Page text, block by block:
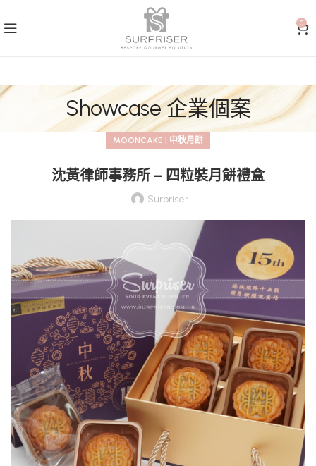
0
Showcase 企業個案
MOONCAKE | 中秋月餅
沈黃律師事務所 – 四粒裝月餅禮盒
Surpriser